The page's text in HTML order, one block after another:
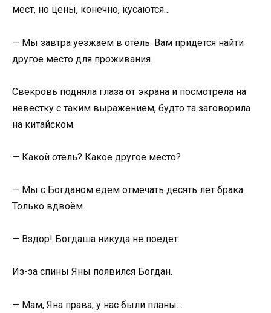
мест, но цены, конечно, кусаются…
— Мы завтра уезжаем в отель. Вам придётся найти
другое место для проживания.
Свекровь подняла глаза от экрана и посмотрела на
невестку с таким выражением, будто та заговорила
на китайском.
— Какой отель? Какое другое место?
— Мы с Богданом едем отмечать десять лет брака.
Только вдвоём.
— Вздор! Богдаша никуда не поедет.
Из-за спины Яны появился Богдан.
— Мам, Яна права, у нас были планы…